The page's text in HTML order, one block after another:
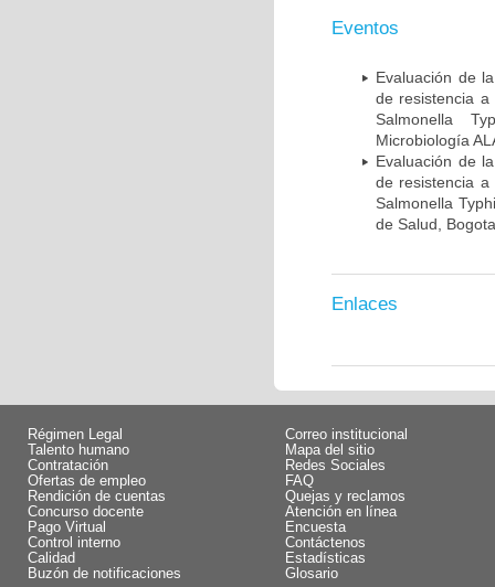
Eventos
Evaluación de
de resistencia
Salmonella
Microbiología
Evaluación de
de resistencia
Salmonella
de Salud,
Enlaces
Régimen Legal
Talento humano
Contratación
Ofertas de empleo
Rendición de cuentas
Concurso docente
Pago Virtual
Control interno
Calidad
Buzón de notificaciones
Correo institucional
Mapa del sitio
Redes Sociales
FAQ
Quejas y reclamos
Atención en línea
Encuesta
Contáctenos
Estadísticas
Glosario